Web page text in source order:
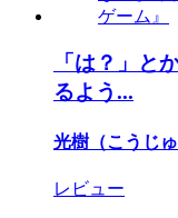
「は？」と
るよう...
光樹（こうじゅ
レビュー